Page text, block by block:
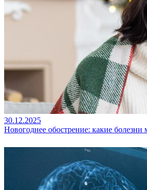
30.12.2025
Новогоднее обострение: какие